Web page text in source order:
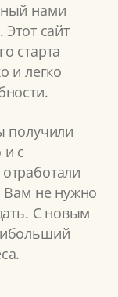
нами
сайт
старта
и легко
получили
и с
Вам не нужно
С новым